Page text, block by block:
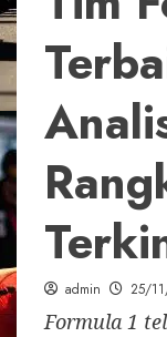
admin 25/
Formula 1